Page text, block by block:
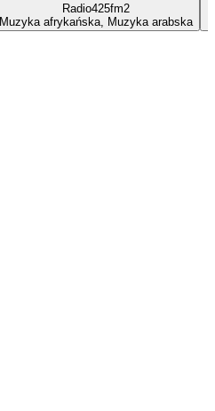
Radio425fm2
Muzyka afrykańska, Muzyka arabska